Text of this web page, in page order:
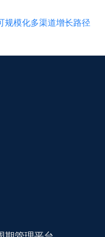
规模化多渠道增长路径